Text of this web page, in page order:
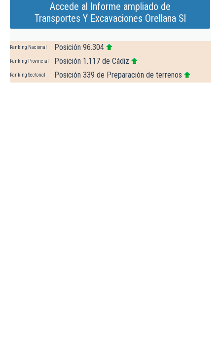
Accede al Informe ampliado de
Transportes Y Excavaciones Orellana Sl
Ranking Nacional Posición 96.304
Ranking Provincial Posición 1.117 de Cádiz
Ranking Sectorial Posición 339 de Preparación de terrenos